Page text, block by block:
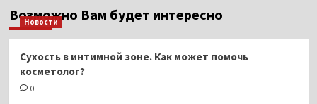
Возможно Вам будет интересно
Новости
Сухость в интимной зоне. Как может помочь
косметолог?
0